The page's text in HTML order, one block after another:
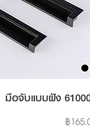
Quick View
มือจับแบบฝัง
Price
฿